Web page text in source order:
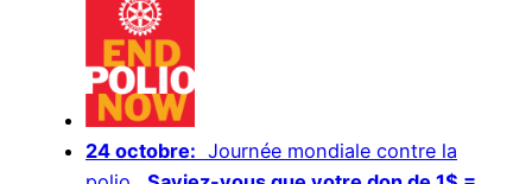
24 octobre: Journée mondiale contre la